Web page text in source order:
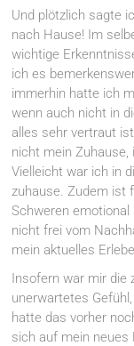
Und plötzlich sagte
nach Hause! Im
wichtige
ich es
immerhin hatte ich
wenn auch nicht in
alles sehr vertraut
nicht mein
Vielleicht war ich in
zuhause. Zudem ist
Schweren
nicht frei vom
mein aktuelles
Insofern war mir die
unerwartetes
hatte das vorher
sich auf mein neues